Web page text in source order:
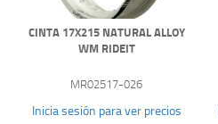
CINTA 17X215 NATURAL ALLOY
WM RIDEIT
MR02517-026
Inicia sesión para ver precios